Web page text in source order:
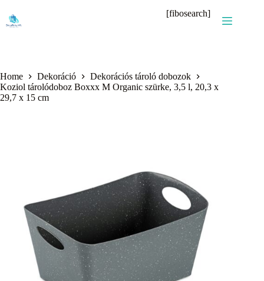
content
[fibosearch]
Home Dekoráció
Dekorációs tároló dobozok
Koziol tárolódoboz Boxxx M Organic szürke, 3,5 l, 20,3 x
29,7 x 15 cm